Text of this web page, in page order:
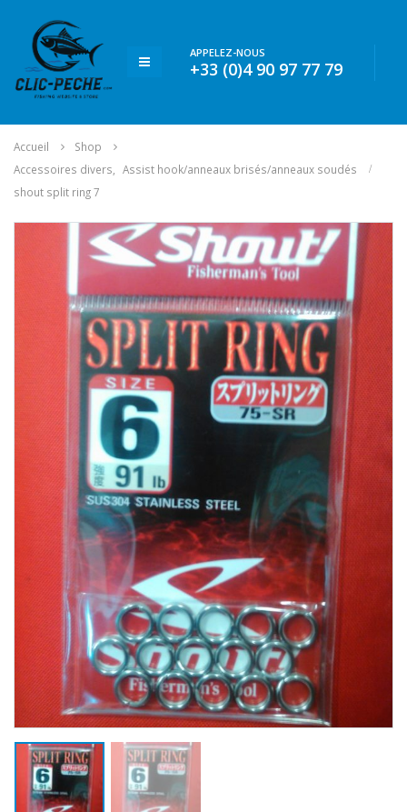
APPELEZ-NOUS
+33 (0)4 90 97 77 79
Accueil
Shop
Accessoires divers
Assist hook/anneaux brisés/anneaux soudés
shout split ring 7